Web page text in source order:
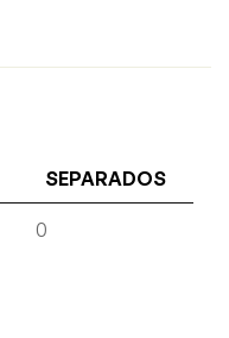
SEPARADOS
0